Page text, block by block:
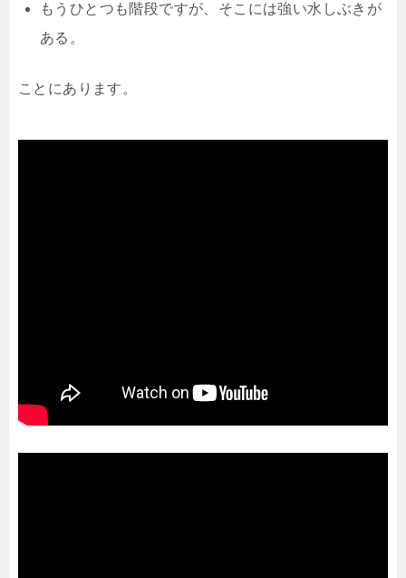
もうひとつも階段ですが、そこには強い水しぶきが
ある。
ことにあります。